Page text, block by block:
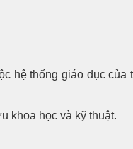
hệ thống giáo dục của
khoa học và kỹ thuật.